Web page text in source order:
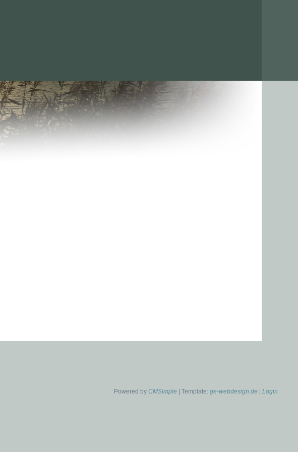
Powered by CMSimple | Template: ge-webdesign.de Login